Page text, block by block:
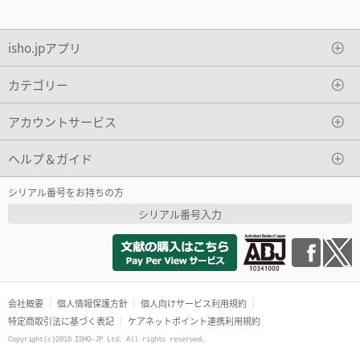
isho.jpアプリ
カテゴリー
アカウントサービス
ヘルプ＆ガイド
シリアル番号をお持ちの方
シリアル番号入力
会社概要 個人情報保護方針
個人向けサービス利用規約
特定商取引法に基づく表記
ケアネットポイント連携利用規約
Copyright(c)2016 ISHO-JP Ltd. All rights reserved.